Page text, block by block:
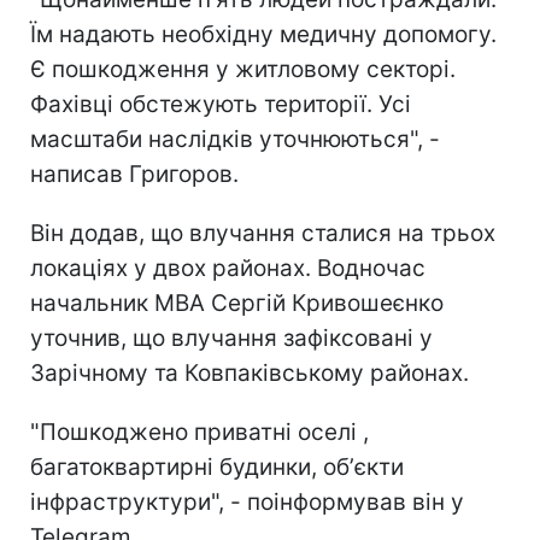
Їм надають необхідну медичну допомогу.
Є пошкодження у житловому секторі.
Фахівці обстежують території. Усі
масштаби наслідків уточнюються", -
написав Григоров.
Він додав, що влучання сталися на трьох
локаціях у двох районах. Водночас
начальник МВА Сергій Кривошеєнко
уточнив, що влучання зафіксовані у
Зарічному та Ковпаківському районах.
"Пошкоджено приватні оселі ,
багатоквартирні будинки, обʼєкти
інфраструктури", - поінформував він у